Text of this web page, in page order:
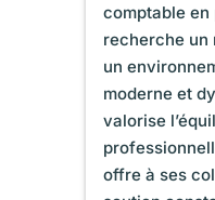
comptable en
recherche un
un
moderne et
valorise
offre à ses